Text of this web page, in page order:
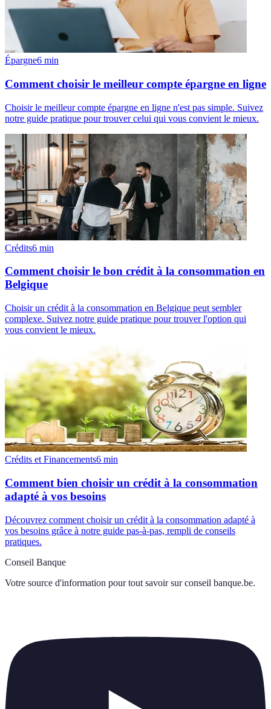
Épargne6 min
Comment choisir le meilleur compte épargne en ligne
Choisir le meilleur compte épargne en ligne n'est pas simple. Suivez
notre guide pratique pour trouver celui qui vous convient le mieux.
Crédits6 min
Comment choisir le bon crédit à la consommation en
Belgique
Choisir un crédit à la consommation en Belgique peut sembler
complexe. Suivez notre guide pratique pour trouver l'option qui
vous convient le mieux.
Crédits et Financements6 min
Comment bien choisir un crédit à la consommation
adapté à vos besoins
Découvrez comment choisir un crédit à la consommation adapté à
vos besoins grâce à notre guide pas-à-pas, rempli de conseils
pratiques.
Conseil Banque
Votre source d'information pour tout savoir sur conseil banque.be.